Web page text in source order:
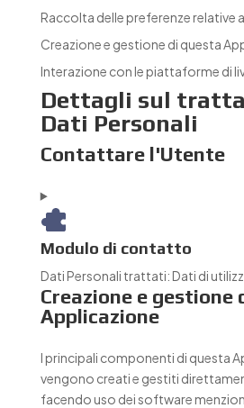
Raccolta delle preferenze relative
Creazione e gestione di questa
Interazione con le piattaforme di
Dettagli sul
Dati Personali
Contattare l'Utente
Modulo di contatto
Dati Personali trattati:Dati di
Creazione e gestione
Applicazione
I principali componenti di questa
vengono creati e gestiti
facendo uso dei software